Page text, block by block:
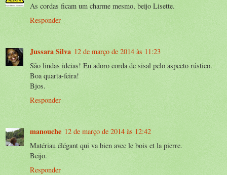
As cordas ficam um charme mesmo, beijo Lisette.
Responder
Jussara Silva 12 de março de 2014 às 11:23
São lindas ideias! Eu adoro corda de sisal pelo aspecto rústico.
Boa quarta-feira!
Bjos.
Responder
manouche 12 de março de 2014 às 12:42
Matériau élégant qui va bien avec le bois et la pierre.
Beijo.
Responder